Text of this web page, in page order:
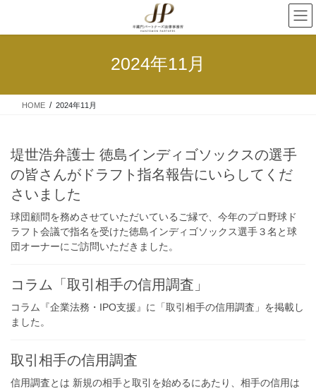
2024年11月
HOME 2024年11月
堤世浩弁護士 徳島インディゴソックスの選手
の皆さんがドラフト指名報告にいらしてくだ
さいました
球団顧問を務めさせていただいているご縁で、今年のプロ野球ド
ラフト会議で指名を受けた徳島インディゴソックス選手３名と球
団オーナーにご訪問いただきました。
コラム「取引相手の信用調査」
コラム『企業法務・IPO支援』に「取引相手の信用調査」を掲載し
ました。
取引相手の信用調査
信用調査とは 新規の相手と取引を始めるにあたり、相手の信用は